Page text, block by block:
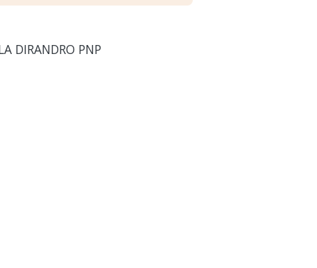
DIRANDRO PNP